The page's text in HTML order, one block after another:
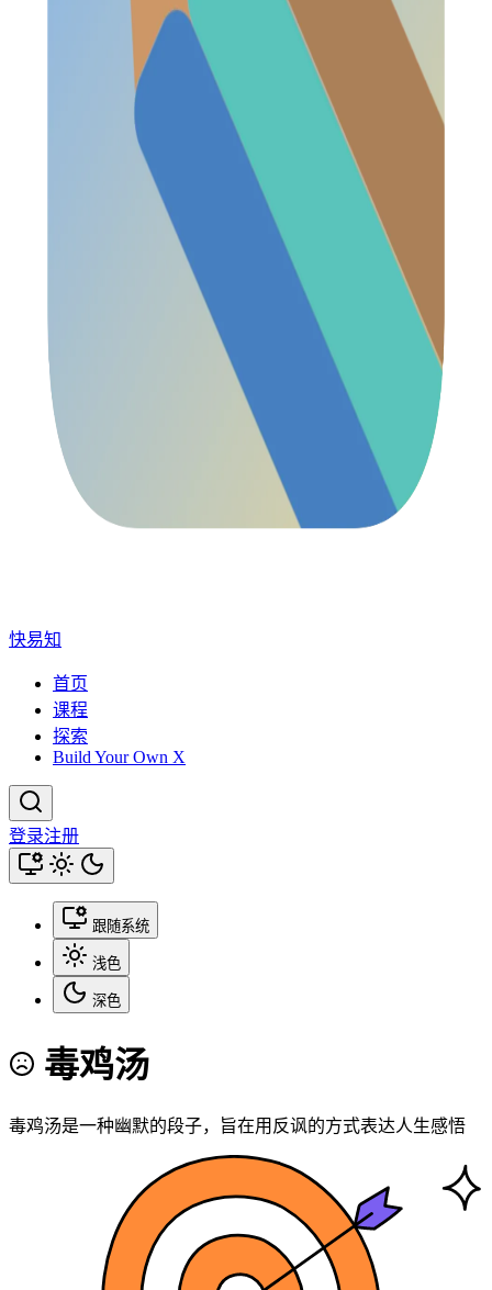
快易知
首页
课程
探索
Build Your Own X
登录注册
跟随系统
浅色
深色
毒鸡汤
毒鸡汤是一种幽默的段子，旨在用反讽的方式表达人生感悟